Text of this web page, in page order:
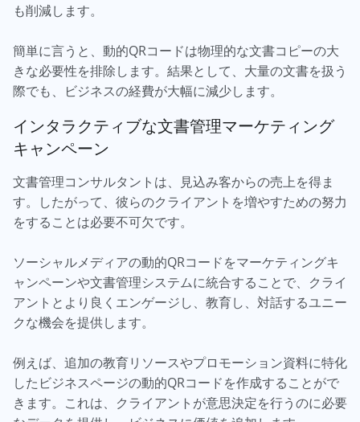
も削減します。
簡単に言うと、動的QRコードは物理的な文書コピーの大
きな必要性を排除します。結果として、大量の文書を扱う
際でも、ビジネスの経費が大幅に減少します。
インタラクティブな文書管理マーケティング
キャンペーン
文書管理コンサルタントは、見込み客からの売上を得ま
す。したがって、彼らのクライアントを増やすための努力
をすることは必要不可欠です。
ソーシャルメディアの動的QRコードをマーケティングキ
ャンペーンや文書管理システムに統合することで、クライ
アントとより良くエンゲージし、教育し、対話するユニー
クな機会を提供します。
例えば、追加の教育リソースやプロモーション資料に特化
したビジネスページの動的QRコードを作成することがで
きます。これは、クライアントが意思決定を行うのに必要